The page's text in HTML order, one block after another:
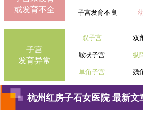
或发育不全
子宫发育不良
子宫
发育异常
双子宫
双
鞍状子宫
纵
单角子宫 残
杭州红房子石女医院 最新文